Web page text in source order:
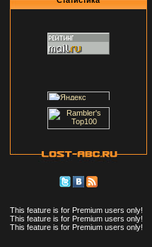
This feature is for Premium users only!
This feature is for Premium users only!
This feature is for Premium users only!